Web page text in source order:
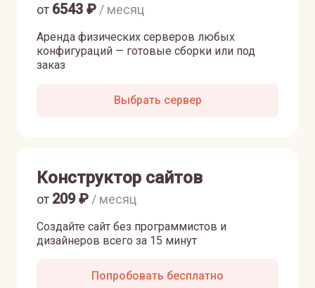
Аренда физических серверов любых
конфигураций — готовые сборки или под
заказ
от 6543 ₽ / месяц
Выбрать сервер
Конструктор сайтов
Создайте сайт без программистов и
дизайнеров всего за 15 минут
от 209₽ / месяц
Попробовать бесплатно